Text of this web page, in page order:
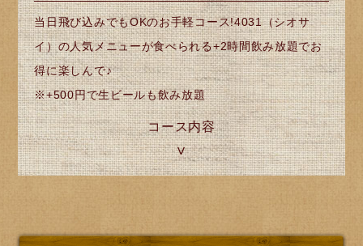
当日飛び込みでもOKのお手軽コース!4031（シオサ
イ）の人気メニューが食べられる+2時間飲み放題でお
得に楽しんで♪
※+500円で生ビールも飲み放題
コース内容